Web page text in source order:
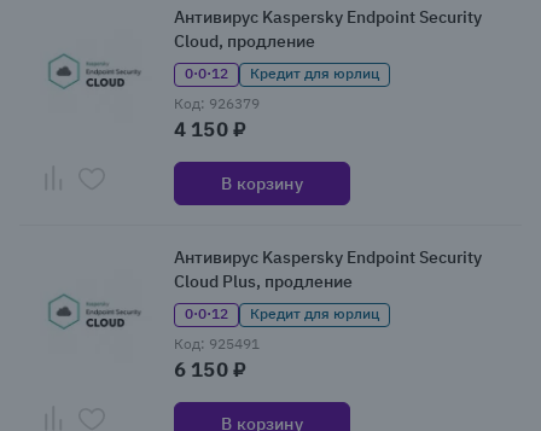
Антивирус Kaspersky Endpoint Security
Cloud, продление
0·0·12
Кредит для юрлиц
Код: 926379
4 150 ₽
В корзину
Антивирус Kaspersky Endpoint Security
Cloud Plus, продление
0·0·12
Кредит для юрлиц
Код: 925491
6 150 ₽
В корзину